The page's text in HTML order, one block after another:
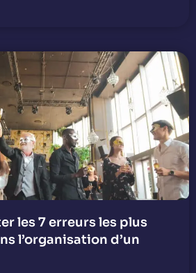
les 7 erreurs les plus
l’organisation d’un